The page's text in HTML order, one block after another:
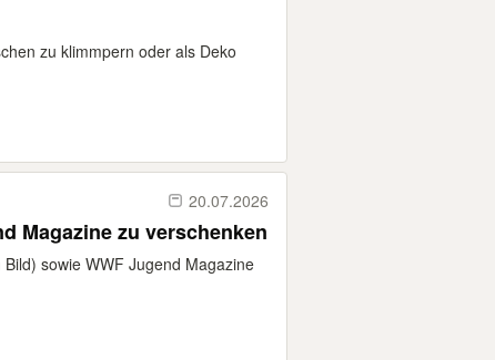
zu klimmpern oder als Deko
20.07.2026
Magazine zu verschenken
sowie WWF Jugend Magazine